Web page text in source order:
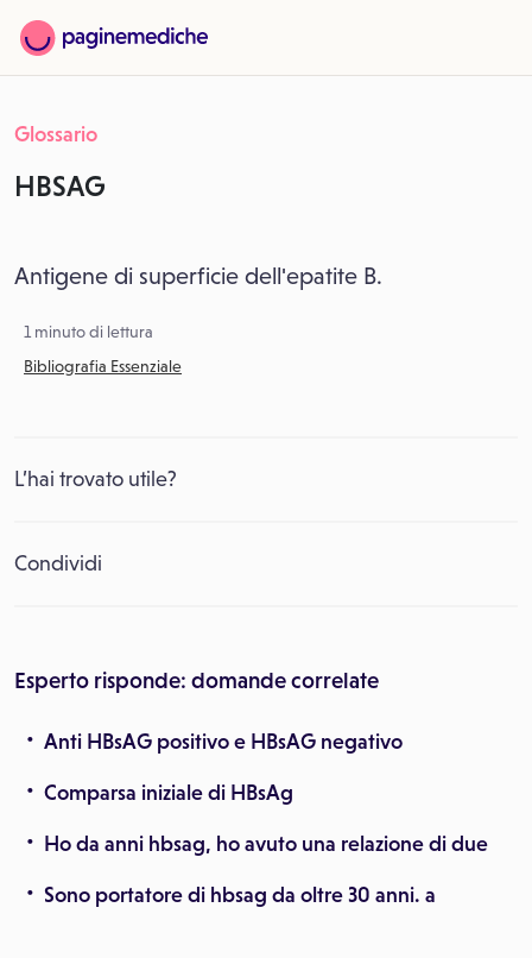
Glossario
HBSAG
Antigene di superficie dell'epatite B.
1 minuto di lettura
Bibliografia Essenziale
L’hai trovato utile?
Condividi
Esperto risponde: domande correlate
Anti HBsAG positivo e HBsAG negativo
Comparsa iniziale di HBsAg
Ho da anni hbsag, ho avuto una relazione di due
Sono portatore di hbsag da oltre 30 anni. a